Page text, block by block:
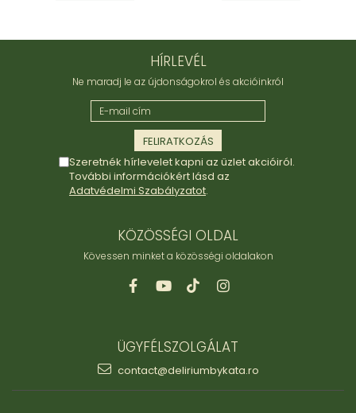
HÍRLEVÉL
Ne maradj le az újdonságokrol és akcióinkról
Szeretnék hírlevelet kapni az üzlet akcióiról.
További információkért lásd az
Adatvédelmi Szabályzatot.
KÖZÖSSÉGI OLDAL
Kövessen minket a közösségi oldalakon
ÜGYFÉLSZOLGÁLAT
contact@deliriumbykata.ro